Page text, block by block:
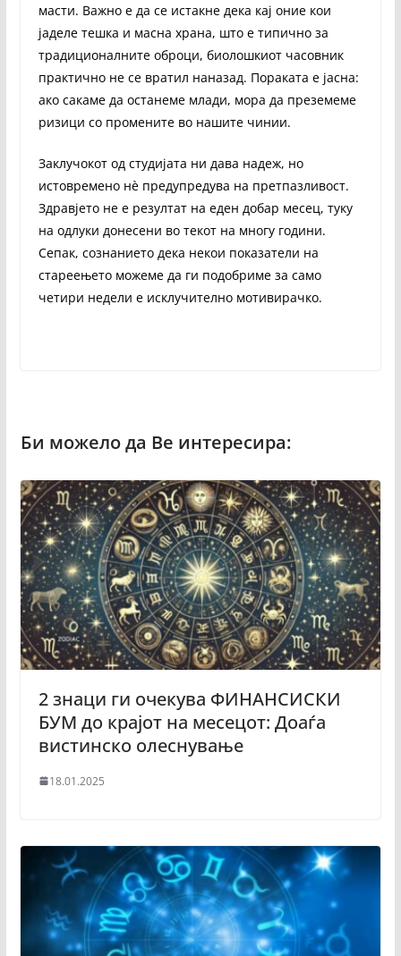
масти. Важно е да се истакне дека кај оние кои
јаделе тешка и масна храна, што е типично за
традиционалните оброци, биолошкиот часовник
практично не се вратил наназад. Пораката е јасна:
ако сакаме да останеме млади, мора да преземеме
ризици со промените во нашите чинии.
Заклучокот од студијата ни дава надеж, но
истовремено нè предупредува на претпазливост.
Здравјето не е резултат на еден добар месец, туку
на одлуки донесени во текот на многу години.
Сепак, сознанието дека некои показатели на
стареењето можеме да ги подобриме за само
четири недели е исклучително мотивирачко.
2 знаци ги очекува ФИНАНСИСКИ
БУМ до крајот на месецот: Доаѓа
вистинско олеснување
18.01.2025